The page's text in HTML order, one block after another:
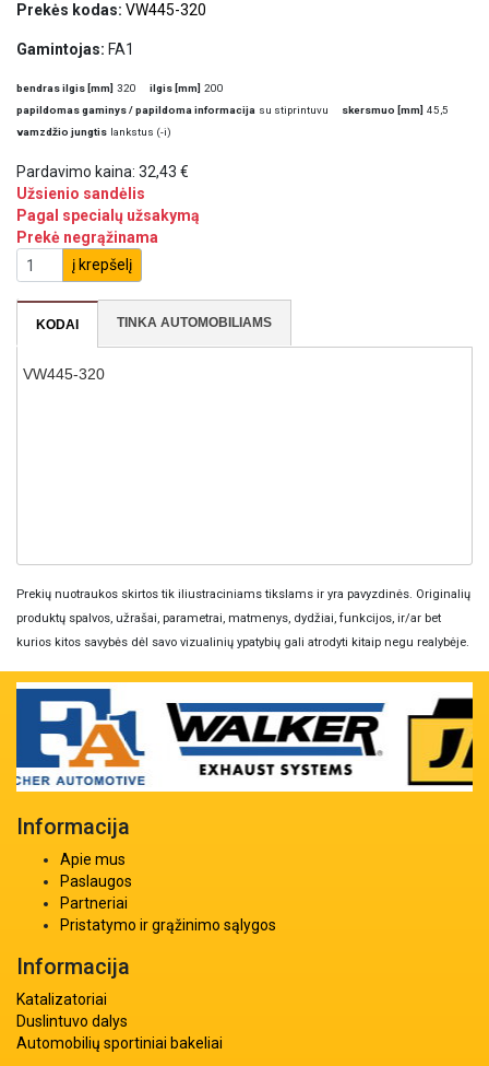
Prekės kodas: VW445-320
Gamintojas: FA1
bendras ilgis [mm] 320 ilgis [mm] 200
papildomas gaminys / papildoma informacija su stiprintuvu skersmuo [mm] 45,5
vamzdžio jungtis lankstus (-i)
Pardavimo kaina: 32,43 €
Užsienio sandėlis
Pagal specialų užsakymą
Prekė negrąžinama
į krepšelį
KODAI TINKA AUTOMOBILIAMS
VW445-320
Prekių nuotraukos skirtos tik iliustraciniams tikslams ir yra pavyzdinės. Originalių
produktų spalvos, užrašai, parametrai, matmenys, dydžiai, funkcijos, ir/ar bet
kurios kitos savybės dėl savo vizualinių ypatybių gali atrodyti kitaip negu realybėje.
Informacija
Apie mus
Paslaugos
Partneriai
Pristatymo ir grąžinimo sąlygos
Informacija
Katalizatoriai
Duslintuvo dalys
Automobilių sportiniai bakeliai